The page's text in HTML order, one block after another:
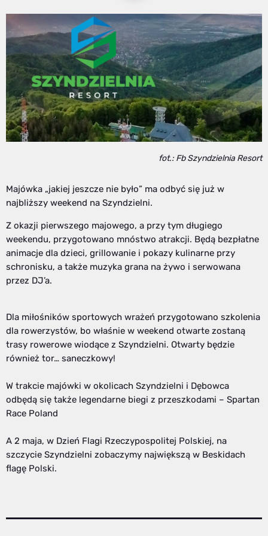
fot.: Fb Szyndzielnia Resort
Majówka „jakiej jeszcze nie było” ma odbyć się już w
najbliższy weekend na Szyndzielni.
Z okazji pierwszego majowego, a przy tym długiego
weekendu, przygotowano mnóstwo atrakcji. Będą bezpłatne
animacje dla dzieci, grillowanie i pokazy kulinarne przy
schronisku, a także muzyka grana na żywo i serwowana
przez DJ’a.
Dla miłośników sportowych wrażeń przygotowano szkolenia
dla rowerzystów, bo właśnie w weekend otwarte zostaną
trasy rowerowe wiodące z Szyndzielni. Otwarty będzie
również tor… saneczkowy!
W trakcie majówki w okolicach Szyndzielni i Dębowca
odbędą się także legendarne biegi z przeszkodami – Spartan
Race Poland
A 2 maja, w Dzień Flagi Rzeczypospolitej Polskiej, na
szczycie Szyndzielni zobaczymy największą w Beskidach
flagę Polski.